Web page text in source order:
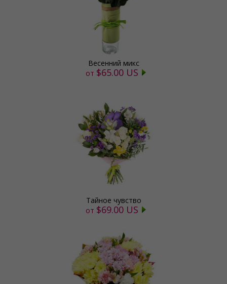
Весенний микс
от $65.00 US
Тайное чувство
от $69.00 US